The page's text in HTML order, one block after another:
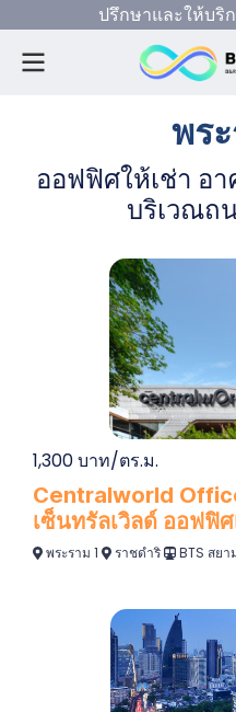
ปรึกษาและให้บริ
พร
ออฟฟิศให้เช่า อ
บริเวณถ
1,300 บาท/ตร.ม.
Centralworld
เซ็นทรัลเวิลด์ ออฟฟิศ
พระราม 1 ราชดำริ BTS สยา